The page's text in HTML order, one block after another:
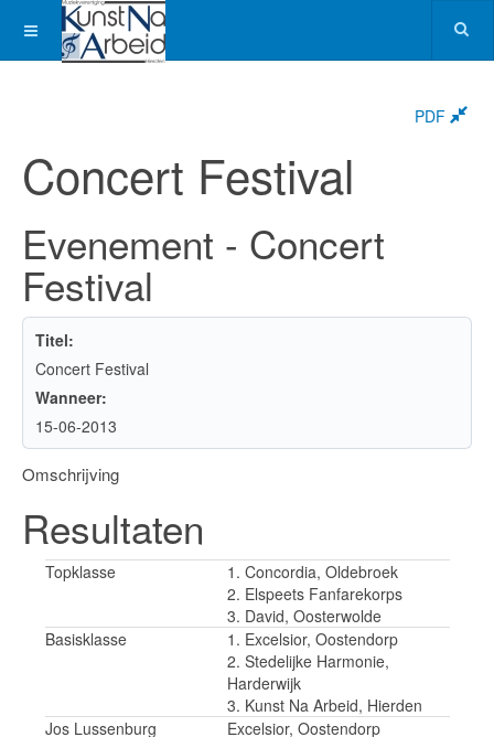
PDF
Concert Festival
Evenement - Concert
Festival
Titel:
Concert Festival
Wanneer:
15-06-2013
Omschrijving
Resultaten
Topklasse
1. Concordia, Oldebroek
2. Elspeets Fanfarekorps
3. David, Oosterwolde
Basisklasse
1. Excelsior, Oostendorp
2. Stedelijke Harmonie,
Harderwijk
3. Kunst Na Arbeid, Hierden
Jos Lussenburg
Excelsior, Oostendorp